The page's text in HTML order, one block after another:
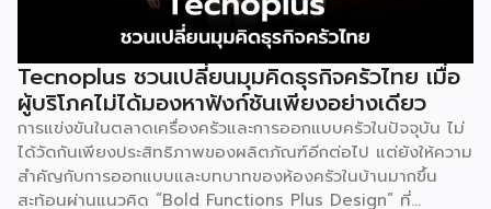
Tecnoplus ชวนเปลี่ยนมุมคิดธุรกิจครัวไทย เมื่อ
ผู้บริโภคไม่ได้มองหาฟังก์ชันเพียงอย่างเดียว
การแข่งขันในตลาดเครื่องครัวและการออกแบบครัวในปัจจุบัน ไม่
ได้วัดกันเพียงประสิทธิภาพของผลิตภัณฑ์อีกต่อไป แต่ยังให้ความ
สำคัญกับการออกแบบและบทบาทของห้องครัวในบ้านมากขึ้น
สะท้อนผ่านแนวคิด “Bold Functions Plus Design” ที่